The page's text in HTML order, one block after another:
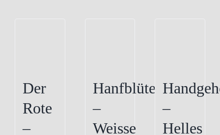
gewählt
Der
Rote
–
Hanfblüte
–
Weisse
–
Helles